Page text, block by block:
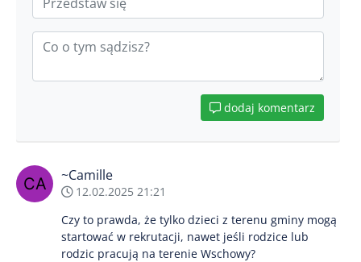
dodaj komentarz
~Camille
12.02.2025 21:21
Czy to prawda, że tylko dzieci z terenu gminy mogą
startować w rekrutacji, nawet jeśli rodzice lub
rodzic pracują na terenie Wschowy?